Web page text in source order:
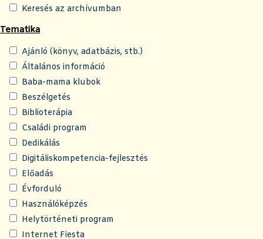
Keresés az archívumban
Tematika
Ajánló (könyv, adatbázis, stb.)
Általános információ
Baba-mama klubok
Beszélgetés
Biblioterápia
Családi program
Dedikálás
Digitáliskompetencia-fejlesztés
Előadás
Évforduló
Használóképzés
Helytörténeti program
Internet Fiesta